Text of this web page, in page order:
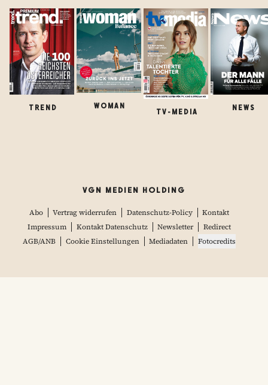
TREND WOMAN
TV-MEDIA
NEWS
VGN MEDIEN HOLDING
Abo Vertrag widerrufen Datenschutz-Policy
Kontakt
Impressum
Kontakt Datenschutz Newsletter
Redirect
AGB/ANB
Cookie Einstellungen Mediadaten Fotocredits